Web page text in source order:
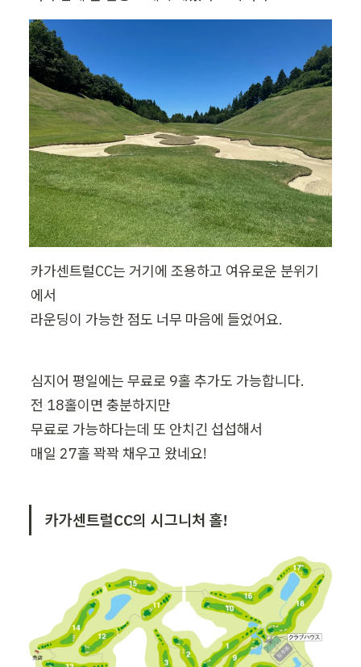
카가센트럴CC는 거기에 조용하고 여유로운 분위기
에서
라운딩이 가능한 점도 너무 마음에 들었어요.
심지어 평일에는 무료로 9홀 추가도 가능합니다.
전 18홀이면 충분하지만
무료로 가능하다는데 또 안치긴 섭섭해서
매일 27홀 꽉꽉 채우고 왔네요!
카가센트럴CC의 시그니처 홀!